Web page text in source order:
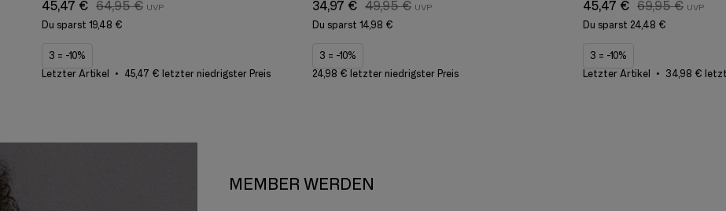
45,47 € 64,95 €
Du sparst 19,48 €
3 = -10%
Letzter Artikel
45,47 € letzter niedrigster Preis
34,97 € 49,95 €
Du sparst 14,98 €
3 = -10%
24,98 € letzter niedrigster Preis
45,47 € 69,95 €
Du sparst 24,48 €
3 = -10%
Letzter Artikel
34,98 €
MEMBER WERDEN